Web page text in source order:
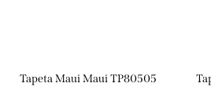
Tapeta Maui Maui TP80505